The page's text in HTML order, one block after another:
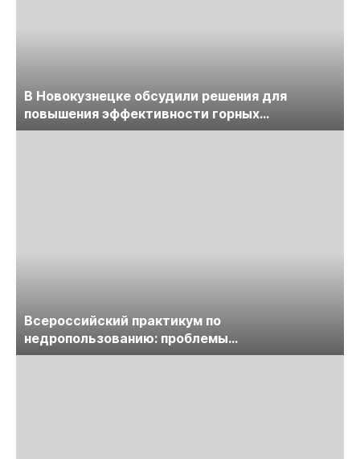
В Новокузнецке обсудили решения для
повышения эффективности горных
предприятий
Всероссийский практикум по
недропользованию: проблемы
лицензирования, цифровизации, экспертизы